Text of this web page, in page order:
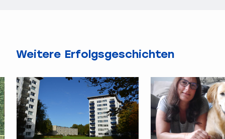
Weitere Erfolgsgeschichten